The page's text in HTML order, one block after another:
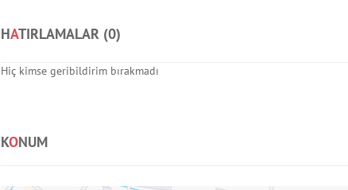
HATIRLAMALAR (0)
Hiç kimse geribildirim bırakmadı
KONUM